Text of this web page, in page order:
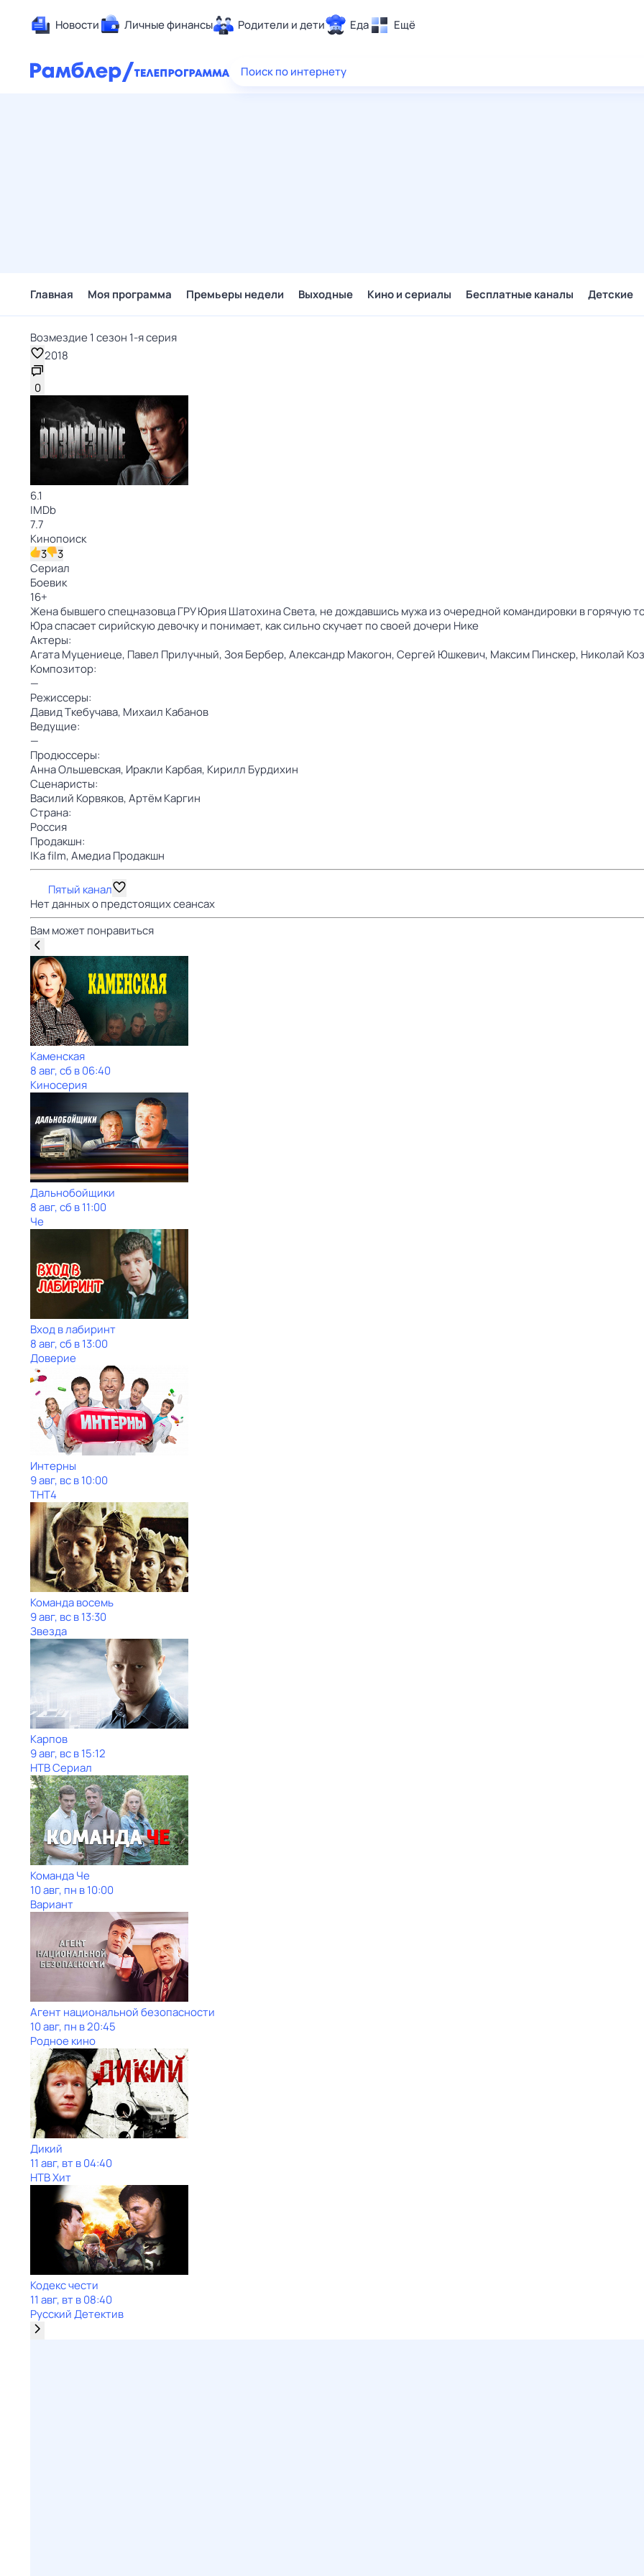
Новости Личные финансы Родители и дети Еда Ещё
Здоровье
Поиск по интернету
Главная Моя программа Премьеры недели Выходные Кино и сериалы Бесплатные каналы Детские
Возмездие 1 сезон 1-я серия
2018
0
6.1
IMDb
7.7
Кинопоиск
3
3
Сериал
Боевик
16+
Жена бывшего спецназовца ГРУ Юрия Шатохина Света, не дождавшись мужа из очередной командировки в горячую
Юра спасает сирийскую девочку и понимает, как сильно скучает по своей дочери Нике
Актеры:
Агата Муцениеце, Павел Прилучный,Зоя Бербер,Александр Макогон,Сергей Юшкевич, Максим Пинскер, Николай
Композитор:
—
Режиссеры:
Давид Ткебучава, Михаил Кабанов
Ведущие:
—
Продюссеры:
Анна Ольшевская, Иракли Карбая, Кирилл Бурдихин
Сценаристы:
Василий Корвяков,Артём Каргин
Страна:
Россия
Продакшн:
IKa film,Амедиа Продакшн
Пятый канал
Нет данных о предстоящих сеансах
Вам может понравиться
Каменская
8 авг, сб в 06:40
Киносерия
Дальнобойщики
8 авг, сб в 11:00
Че
Вход в лабиринт
8 авг, сб в 13:00
Доверие
Интерны
9 авг, вс в 10:00
ТНТ4
Команда восемь
9 авг, вс в 13:30
Звезда
Карпов
9 авг, вс в 15:12
НТВ Сериал
Команда Че
10 авг, пн в 10:00
Вариант
Агент национальной безопасности
10 авг, пн в 20:45
Родное кино
Дикий
11 авг, вт в 04:40
НТВ Хит
Кодекс чести
11 авг, вт в 08:40
Русский Детектив